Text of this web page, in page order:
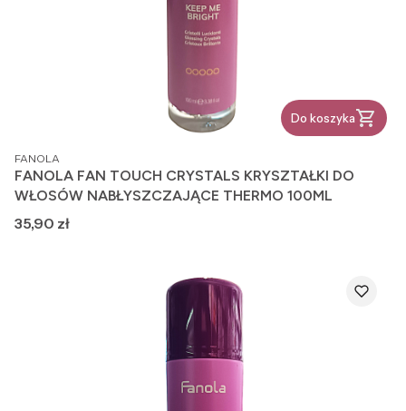
Do koszyka
PRODUCENT
FANOLA
FANOLA FAN TOUCH CRYSTALS KRYSZTAŁKI DO
WŁOSÓW NABŁYSZCZAJĄCE THERMO 100ML
Cena
35,90 zł